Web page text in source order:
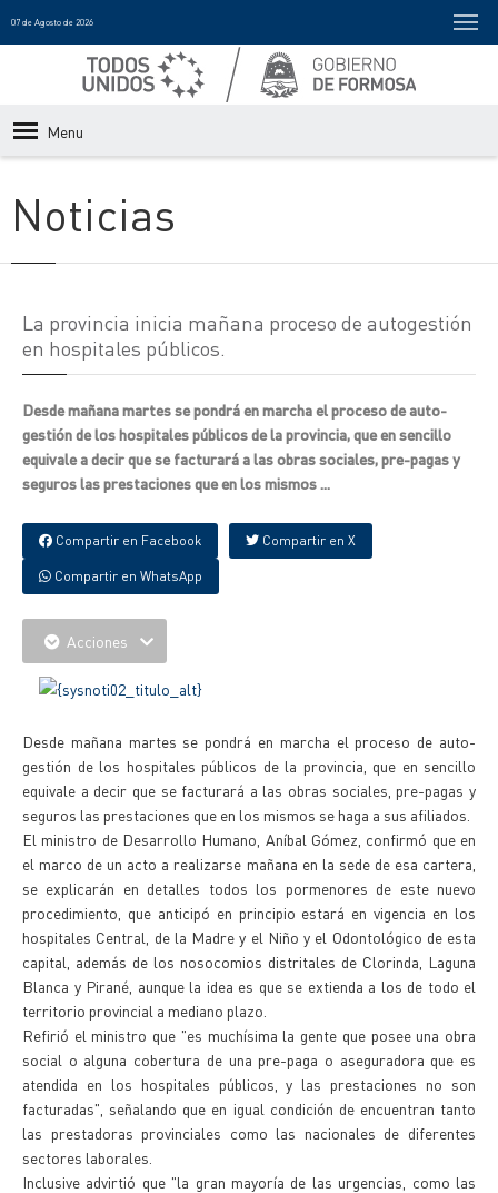
07 de Agosto de 2026
Menu
Noticias
La provincia inicia mañana proceso de autogestión
en hospitales públicos.
Desde mañana martes se pondrá en marcha el proceso de auto-
gestión de los hospitales públicos de la provincia, que en sencillo
equivale a decir que se facturará a las obras sociales, pre-pagas y
seguros las prestaciones que en los mismos ...
Compartir en Facebook Compartir en X
Compartir en WhatsApp
Acciones
Desde mañana martes se pondrá en marcha el proceso de auto-
gestión de los hospitales públicos de la provincia, que en sencillo
equivale a decir que se facturará a las obras sociales, pre-pagas y
seguros las prestaciones que en los mismos se haga a sus afiliados.
El ministro de Desarrollo Humano, Aníbal Gómez, confirmó que en
el marco de un acto a realizarse mañana en la sede de esa cartera,
se explicarán en detalles todos los pormenores de este nuevo
procedimiento, que anticipó en principio estará en vigencia en los
hospitales Central, de la Madre y el Niño y el Odontológico de esta
capital, además de los nosocomios distritales de Clorinda, Laguna
Blanca y Pirané, aunque la idea es que se extienda a los de todo el
territorio provincial a mediano plazo.
Refirió el ministro que "es muchísima la gente que posee una obra
social o alguna cobertura de una pre-paga o aseguradora que es
atendida en los hospitales públicos, y las prestaciones no son
facturadas", señalando que en igual condición de encuentran tanto
las prestadoras provinciales como las nacionales de diferentes
sectores laborales.
Inclusive advirtió que "la gran mayoría de las urgencias, como las